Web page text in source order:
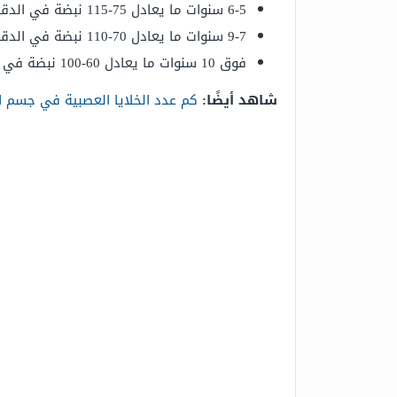
6-5 سنوات ما يعادل 75-115 نبضة في الدقيقة.
9-7 سنوات ما يعادل 70-110 نبضة في الدقيقة.
فوق 10 سنوات ما يعادل 60-100 نبضة في الدقيقة.
شاهد أيضًا: كم عدد الخلايا العصبية في جسم